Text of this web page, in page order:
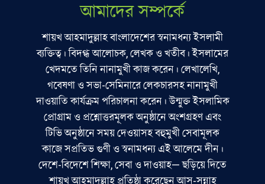
আমাদের সম্পর্কে
শায়খ আহমাদুল্লাহ বাংলাদেশের স্বনামধন্য ইসলামী
ব্যক্তিত্ব। বিদগ্ধ আলোচক, লেখক ও খতীব। ইসলামের
খেদমতে তিনি নানামুখী কাজ করেন। লেখালেখি,
গবেষণা ও সভা-সেমিনারে লেকচারসহ নানামুখী
দাওয়াতি কার্যক্রম পরিচালনা করেন। উন্মুক্ত ইসলামিক
প্রোগ্রাম ও প্রশ্নোত্তরমূলক অনুষ্ঠানে অংশগ্রহণ এবং
টিভি অনুষ্ঠানে সময় দেওয়াসহ বহুমুখী সেবামূলক
কাজে সপ্রতিভ গুণী ও স্বনামধন্য এই আলেমে দীন।
দেশে-বিদেশে শিক্ষা, সেবা ও দাওয়াহ— ছড়িয়ে দিতে
শায়খ আহমাদুল্লাহ প্রতিষ্ঠা করেছেন আস-সুন্নাহ